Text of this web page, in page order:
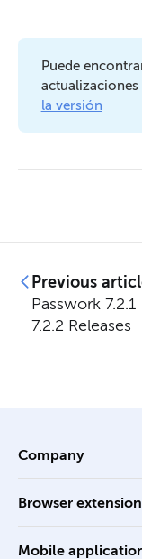
Puede
actualizaciones
la versión
Previous
Passwork
7.2.2 Releases
Company
Browser extension
Mobile